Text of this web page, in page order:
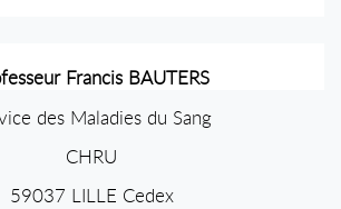
Francis BAUTERS
des Maladies du Sang
CHRU
59037 LILLE Cedex